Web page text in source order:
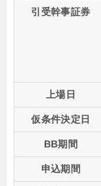
引受幹事証券
上場日
仮条件決定日
BB期間
申込期間